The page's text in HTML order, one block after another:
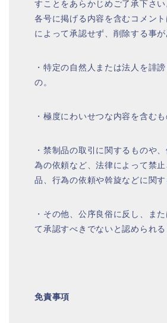
すことをあらかじめご了承下さ
各号に掲げる内容を含むコメン
によって承認せず、削除する事が
・特定の自然人または法人を誹
の。
・極度にわいせつな内容を含むも
・禁制品の取引に関するものや
為の依頼など、法律によって禁
品、行為の依頼や斡旋などに関す
・その他、公序良俗に反し、ま
て承認すべきでないと認められる
免責事項